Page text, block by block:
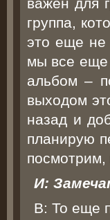
группа,
это еще не
мы все еще
альбом –
выходом
назад и
планирую
посмотрим,
И:
В: То еще